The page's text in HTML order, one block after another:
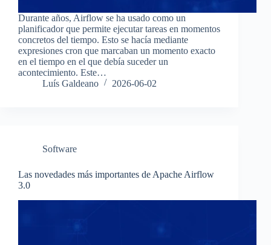
Durante años, Airflow se ha usado como un
planificador que permite ejecutar tareas en momentos
concretos del tiempo. Esto se hacía mediante
expresiones cron que marcaban un momento exacto
en el tiempo en el que debía suceder un
acontecimiento. Este…
Luís Galdeano
2026-06-02
Software
Las novedades más importantes de Apache Airflow
3.0